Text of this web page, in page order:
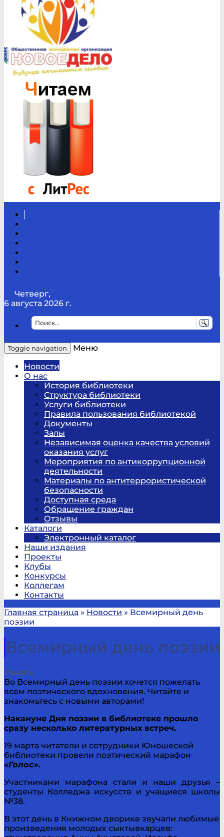
Четверг,
6 августа 2026 г.
Toggle navigation
Меню
Новости
О нас
История библиотеки
Структура библиотеки
Услуги библиотеки
Правила пользования библиотекой
Документы
Залы
Независимая оценка качества условий
оказания услуг
Мероприятия по антикоррупционной
деятельности
Материалы по антитеррористической
безопасности
Доступная среда
Обращение граждан
Отзывы
Каталоги
Электронный каталог
Наши издания
Проекты
Клубы
Конкурсы
Коллегам
Контакты
Главная страница » Новости » Всемирный день
поэзии
Всемирный день поэзии
Печать
Во Всемирный день поэзии хочется пожелать
всем поэтического вдохновения. Читайте и
знакомьтесь с новыми авторами!
Накануне Дня поэзии в библиотеке прошло
сразу несколько литературных встреч.
19 марта читатели и сотрудники Юношеской
библиотеки провели поэтический марафон
«Голос».
Участниками марафона стали и наши друзья –
студенты Колледжа искусств и учащиеся школы
№38.
В этот день в Книжном дворике звучали любимые
произведения молодых сыктывкарцев: